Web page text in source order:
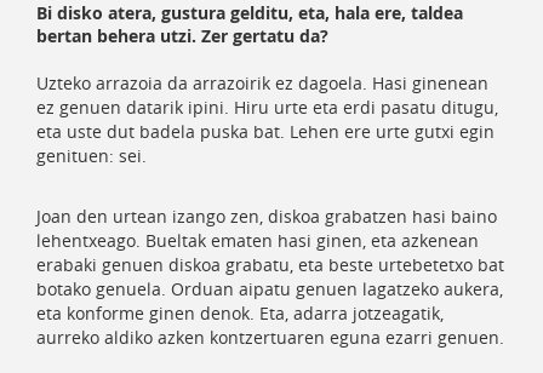
Bi disko atera, gustura gelditu, eta, hala ere, taldea
bertan behera utzi. Zer gertatu da?
Uzteko arrazoia da arrazoirik ez dagoela. Hasi ginenean
ez genuen datarik ipini. Hiru urte eta erdi pasatu ditugu,
eta uste dut badela puska bat. Lehen ere urte gutxi egin
genituen: sei.
Joan den urtean izango zen, diskoa grabatzen hasi baino
lehentxeago. Bueltak ematen hasi ginen, eta azkenean
erabaki genuen diskoa grabatu, eta beste urtebetetxo bat
botako genuela. Orduan aipatu genuen lagatzeko aukera,
eta konforme ginen denok. Eta, adarra jotzeagatik,
aurreko aldiko azken kontzertuaren eguna ezarri genuen.